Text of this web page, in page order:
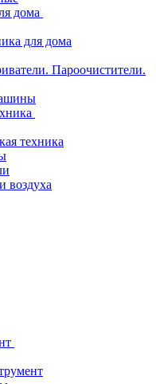
дома
для дома
Пароочистители.
техника
воздуха